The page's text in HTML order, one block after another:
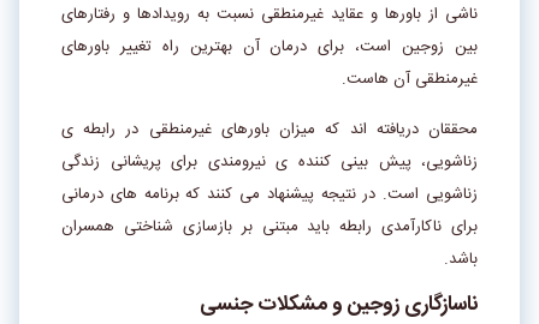
ناشی از باورها و عقاید غیرمنطقی نسبت به رویدادها و رفتارهای
بین زوجین است، برای درمان آن بهترین راه تغییر باورهای
غیرمنطقی آن هاست.
محققان دریافته اند که میزان باورهای غیرمنطقی در رابطه ی
زناشویی، پیش بینی کننده ی نیرومندی برای پریشانی زندگی
زناشویی است. در نتیجه پیشنهاد می کنند که برنامه های درمانی
برای ناکارآمدی رابطه باید مبتنی بر بازسازی شناختی همسران
باشد.
ناسازگاری زوجین و مشکلات جنسی